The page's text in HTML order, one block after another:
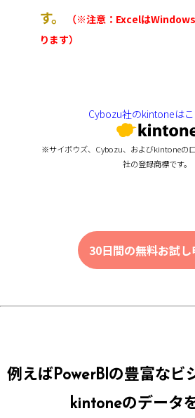
す。
（※注意：Excelは
ります）
Cybozu社のkintoneは
※サイボウズ、Cybozu、およびkintoneの
社の登録商標です。
30日間の無料お試し
例えばPowerBIの豊富なビ
kintoneのデータ